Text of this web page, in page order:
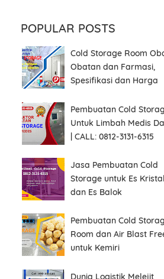
POPULAR POSTS
Cold Storage Room
Obatan dan Farmasi,
Spesifikasi dan Harga
Pembuatan Cold
Untuk Limbah Medis
| CALL: 0812-3131-6315
Jasa Pembuatan Cold
Storage untuk Es Kristal
dan Es Balok
Pembuatan Cold
Room dan Air Blast
untuk Kemiri
Dunia Logistik Melejit